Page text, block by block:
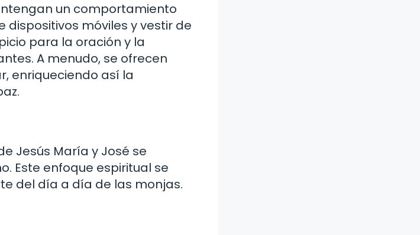
un comportamiento
dispositivos móviles y vestir de
para la oración y la
A menudo, se ofrecen
enriqueciendo así la
Jesús María y José se
Este enfoque espiritual se
del día a día de las monjas.